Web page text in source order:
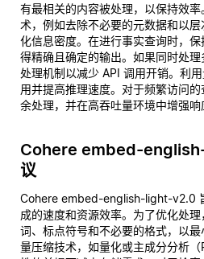
有最相关的内容被处理，以保持效
术，例如去除不必要的元数据和以
化信息密度。在进行事实查询时，
得精确且确定的输出。如果同时处
处理机制以减少 API 调用开销。利
用并提高推理速度。对于频繁访问
余处理，并在高吞吐量环境中增强响
Cohere embed-
议
Cohere embed-english-light-v2.0
成的速度和资源效率。为了优化处
词、标点符号和不必要的格式，以
量压缩技术，如量化或主成分分析